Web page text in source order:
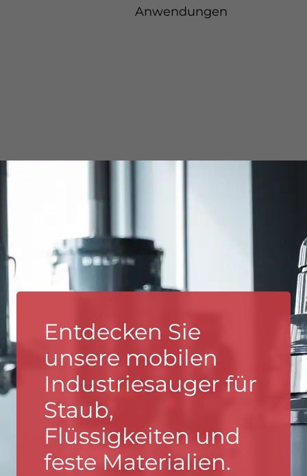
Anwendungen
Entdecken Sie
unsere mobilen
Industriesauger für
Staub,
Flüssigkeiten und
feste Materialien.